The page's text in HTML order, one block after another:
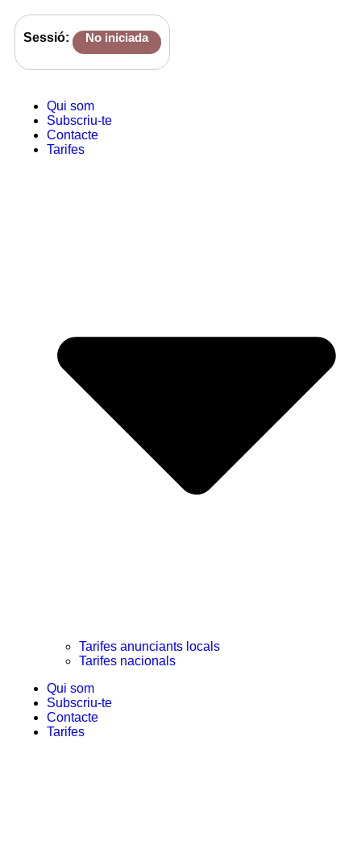
Sessió: No iniciada
Qui som
Subscriu-te
Contacte
Tarifes
Tarifes anunciants locals
Tarifes nacionals
Qui som
Subscriu-te
Contacte
Tarifes